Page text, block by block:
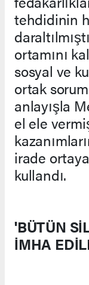
tehdidinin
ortamını
sosyal ve
ortak
anlayışla
el ele
irade
kullandı.
'BÜTÜN
İMHA